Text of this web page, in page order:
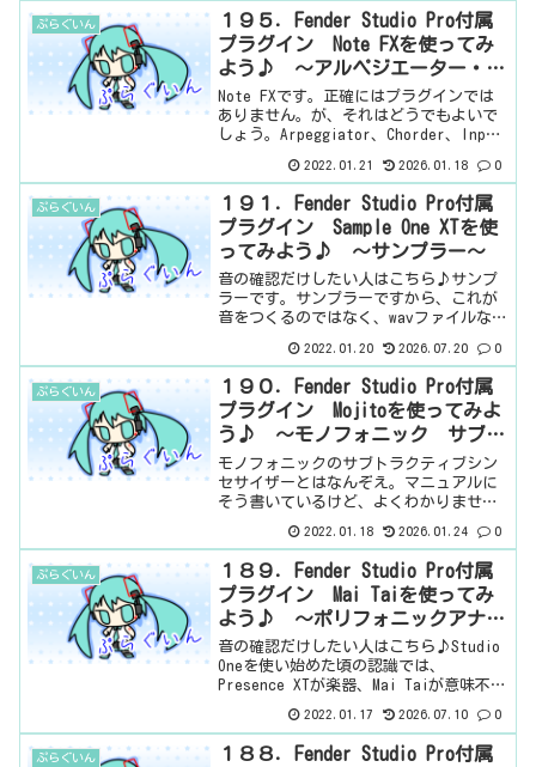
確認を。音の確認どこにあるかという
と、インストゥ...
ぷらぐいん
１９５．Fender Studio Pro付属
プラグイン Note FXを使ってみ
よう♪ ～アルペジエーター・コ
ードジェネレーター・リピータ
ー・インプットフィルター～
Note FXです。正確にはプラグインでは
ありません。が、それはどうでもよいで
しょう。Arpeggiator、Chorder、Input
プラグインではないので、他のプラグイ
ンと違う場所にあ...
2022.01.21 2026.01.18 0
ぷらぐいん
１９１．Fender Studio Pro付属
プラグイン Sample One XTを使
ってみよう♪ ～サンプラー～
音の確認だけしたい人はこちら♪サンプ
ラーです。サンプラーですから、これが
音をつくるのではなく、wavファイルなど
ます。つまり、Presence XTは楽器の音
が既に入っていて、Mai TaiやMojito...
2022.01.20 2026.07.20 0
ぷらぐいん
１９０．Fender Studio Pro付属
プラグイン Mojitoを使ってみよ
う♪ ～モノフォニック サブト
ラクティブシンセサイザー～
モノフォニックのサブトラクティブシン
セサイザーとはなんぞえ。マニュアルに
そう書いているけど、よくわかりませ
が、まだまだ、わからないことが多い。
とりあえず、Mai Taiは同時に二音以上鳴
らすことができまし...
2022.01.18 2026.01.24 0
ぷらぐいん
１８９．Fender Studio Pro付属
プラグイン Mai Taiを使ってみ
よう♪ ～ポリフォニックアナロ
グモデリングシンセサイザー～
音の確認だけしたい人はこちら♪Studio
Oneを使い始めた頃の認識では、
Presence XTが楽器、Mai Taiが意味不明
した。シンセサイザーというものを知ら
なかったですし。さて、シンセサイザー
で...
2022.01.17 2026.07.10 0
ぷらぐいん １８８．Fender Studio Pro付属